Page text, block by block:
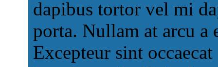
dapibus tortor vel mi
porta. Nullam at arcu
Excepteur sint